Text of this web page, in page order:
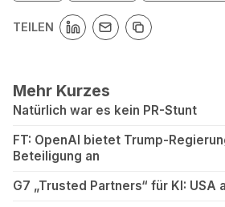
TEILEN
Mehr Kurzes
Natürlich war es kein PR-Stunt
FT: OpenAI bietet Trump-
Beteiligung an
G7 „Trusted Partners“ für KI: USA